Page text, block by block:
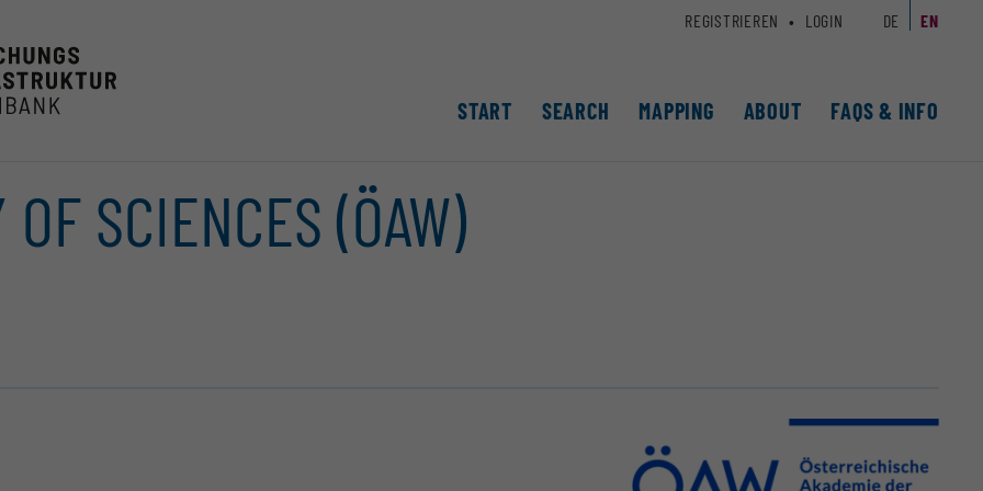
START SEARCH MAPPING ABOUT FAQS & INFO
REGISTRIEREN LOGIN DE EN
SCIENCES (ÖAW)